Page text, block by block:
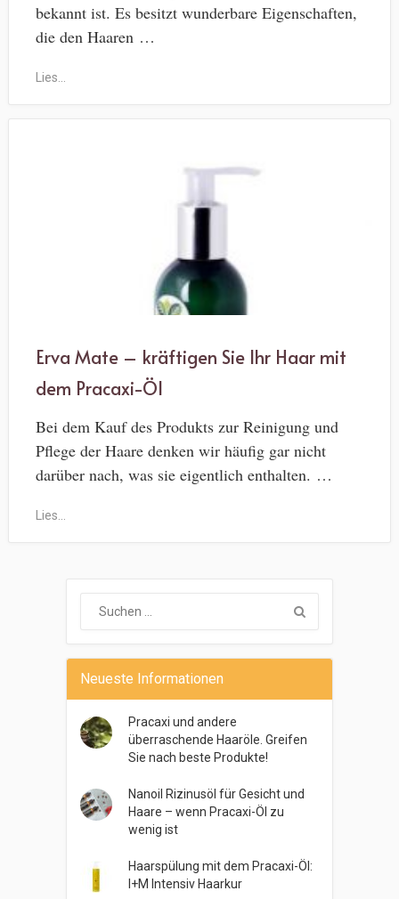
bekannt ist. Es besitzt wunderbare Eigenschaften,
die den Haaren …
Lies...
Erva Mate – kräftigen Sie Ihr Haar mit
dem Pracaxi-Öl
Bei dem Kauf des Produkts zur Reinigung und
Pflege der Haare denken wir häufig gar nicht
darüber nach, was sie eigentlich enthalten. …
Lies...
Neueste Informationen
Pracaxi und andere
überraschende Haaröle. Greifen
Sie nach beste Produkte!
Nanoil Rizinusöl für Gesicht und
Haare – wenn Pracaxi-Öl zu
wenig ist
Haarspülung mit dem Pracaxi-Öl:
I+M Intensiv Haarkur